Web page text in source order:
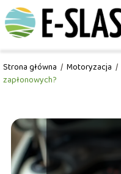
Strona główna / Motoryzacja /
zapłonowych?